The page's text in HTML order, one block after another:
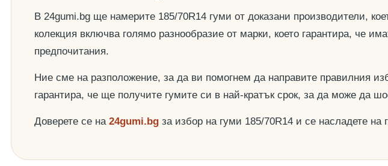
В 24gumi.bg ще намерите 185/70R14 гуми от доказани производители,
колекция включва голямо разнообразие от марки, което гарантира, че
предпочитания.
Ние сме на разположение, за да ви помогнем да направите правилния
гарантира, че ще получите гумите си в най-кратък срок, за да може да
Доверете се на 24gumi.bg за избор на гуми 185/70R14 и се насладете